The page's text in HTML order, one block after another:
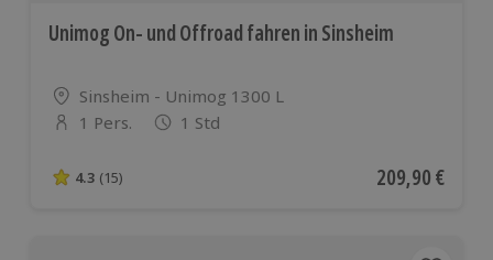
Unimog On- und Offroad fahren in Sinsheim
Standort
Sinsheim - Unimog 1300 L
Anzahl der Teilnehmer
1 Pers. 1 Std
4.3 von 5 Sternen basierend auf 15 Bewertungen
4.3 (15) Aktueller Preis
209,90 €